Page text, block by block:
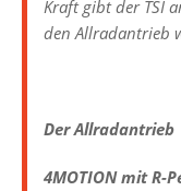
Kraft gibt der TSI
den Allradantrieb
Der Allradantrieb
4MOTION mit R-